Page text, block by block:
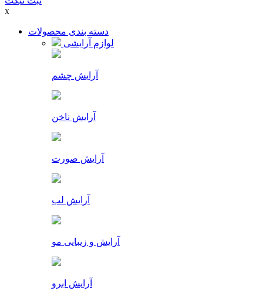
x
دسته بندی محصولات
لوازم آرایشی
آرایش چشم
آرایش ناخن
آرایش صورت
آرایش لب
آرایش و زیبایی مو
آرایش ابرو